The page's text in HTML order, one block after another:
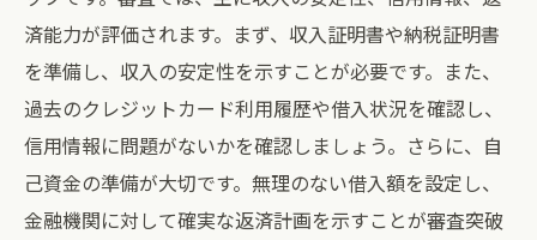
済能力が評価されます。まず、収入証明書や納税証明書
を準備し、収入の安定性を示すことが必要です。また、
過去のクレジットカード利用履歴や借入状況を確認し、
信用情報に問題がないかを確認しましょう。さらに、自
己資金の準備が大切です。無理のない借入額を設定し、
金融機関に対して確実な返済計画を示すことが審査突破